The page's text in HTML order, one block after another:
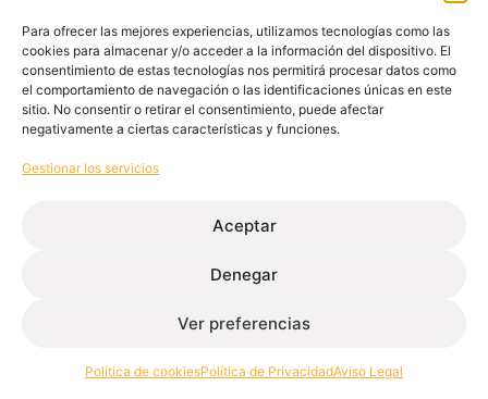
Para ofrecer las mejores experiencias, utilizamos tecnologías como las
cookies para almacenar y/o acceder a la información del dispositivo. El
consentimiento de estas tecnologías nos permitirá procesar datos como
el comportamiento de navegación o las identificaciones únicas en este
sitio. No consentir o retirar el consentimiento, puede afectar
negativamente a ciertas características y funciones.
Gestionar los servicios
Aceptar
Denegar
Ver preferencias
Política de cookiesPolítica de PrivacidadAviso Legal
ExtrugasaIndustryExtrugasaArchitecture
Canal éticoPolítica de calidad